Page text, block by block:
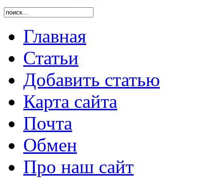
Главная
Статьи
Добавить статью
Карта сайта
Почта
Обмен
Про наш сайт